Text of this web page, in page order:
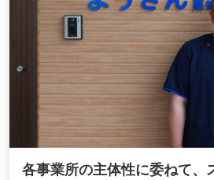
各事業所の主体性に委ねて、